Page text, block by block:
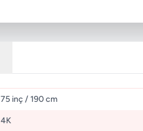
75 inç / 190 cm
4K